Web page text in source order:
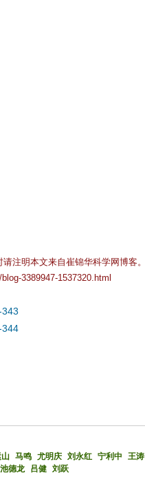
注明本文来自崔锦华科学网博客。
3389947-1537320.html
344
马鸣 尤明庆 刘永红 宁利中 王涛
池德龙 吕健 刘跃